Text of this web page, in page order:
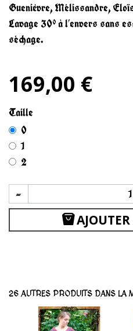
Guenièvre, Mélissandre,
Lavage 30° à l’envers sans
séchage.
169,00 €
Taille
0
1
2
-
26 AUTRES PRODUITS DANS LA